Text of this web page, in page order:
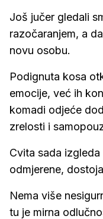
Još jučer gledali
razočaranjem, a
novu osobu.
Podignuta kosa
emocije, već ih
komadi odjeće
zrelosti i
Cvita sada
odmjerene,
Nema više
tu je mirna